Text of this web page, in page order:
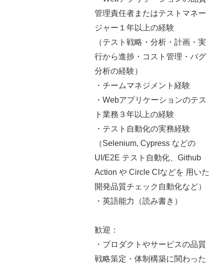
管理責任者またはテストマネー
ジャー１年以上の経験
（テスト戦略・分析・計画・実
行から進捗・コスト管理・バグ
分析の経験）
・チームマネジメント経験
・Webアプリケーションのテス
ト業務３年以上の経験
・テスト自動化の実務経験
（Selenium, Cypress などの
UI/E2E テスト自動化、Github
Action や Circle CIなどを 用いた
開発品質チェック自動化など）
・英語能力（読み書き）
歓迎：
・プロダクトやサービスの品質
戦略策定・体制構築に関わった